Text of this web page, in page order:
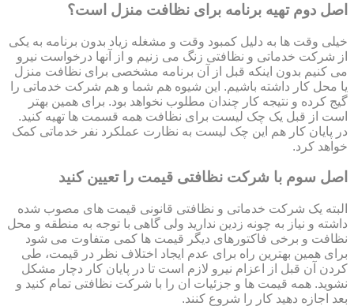
اصل دوم تهیه برنامه برای نظافت منزل است؟
خیلی وقت ها به دلیل کمبود وقت و مشغله زیاد بدون برنامه به یکی
از شرکت خدماتی و نظافتی زنگ می زنیم و از آنها درخواست نیرو
می کنیم بدون اینکه قبل از آن برنامه مشخصی برای نظافت منزل
یا محل کار داشته باشیم. این شیوه هم شما و هم شرکت خدماتی را
گیج کرده و نتیجه کار چندان مطلوب نخواهد بود. برای همین بهتر
است از قبل یک چک لیست برای نظافت همه قسمت ها تهیه کنید.
در پایان کار هم این چک لیست به نظارت عملکرد نفر خدماتی کمک
خواهد کرد.
اصل سوم با شرکت نظافتی قیمت را تعیین کنید
البته یک شرکت خدماتی و نظافتی قانونی قیمت های مصوب شده
داشته و نیاز به چونه زدین ندارید ولی گاهی با توجه به منطقه و محل
نظافت و برخی فاکتورهای دیگر قیمت ها کمی متفاوت می شود
برای همین بهترین راه برای عدم ایجاد اختلاف نظر در قیمت، طی
کردن آن قبل از اعزام نیرو لازم است تا در پایان کار دچار مشکل
نشوید. همه قیمت ها و جزئیات ان را با شرکت نظافتی تمام کنید و
بعد اجازه دهید کار را شروع کنند.